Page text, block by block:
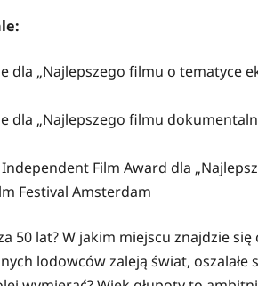
dla „Najlepszego filmu o tematyce
dla „Najlepszego filmu
Film Award dla
Festival Amsterdam
50 lat? W jakim miejscu znajdzie
lodowców zaleją świat,